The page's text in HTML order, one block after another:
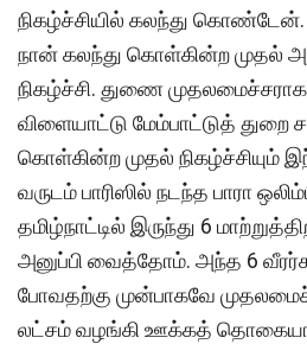
நிகழ்ச்சியில் கலந்து
நான் கலந்து கொள்கின்ற முதல்
நிகழ்ச்சி. துணை
விளையாட்டு மேம்பாட்டுத் துறை
கொள்கின்ற முதல் நிகழ்ச்சியும்
வருடம் பாரிஸில் நடந்த பாரா
தமிழ்நாட்டில் இருந்து 6
அனுப்பி வைத்தோம். அந்த 6
போவதற்கு முன்பாகவே
லட்சம் வழங்கி ஊக்கத்